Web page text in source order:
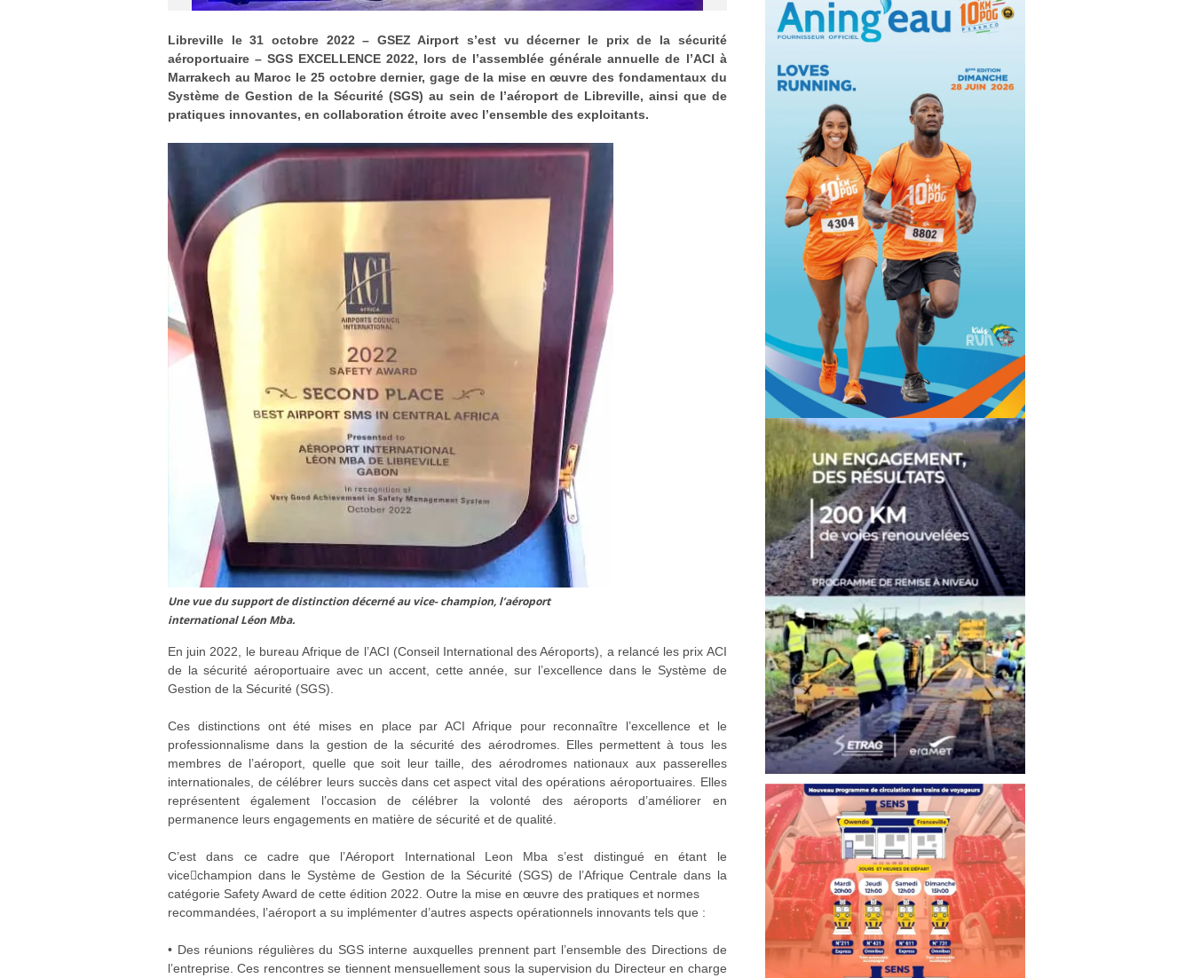
Libreville le 31 octobre 2022 – GSEZ Airport s’est vu décerner le prix de la sécurité
aéroportuaire – SGS EXCELLENCE 2022, lors de l’assemblée générale annuelle de l’ACI à
Marrakech au Maroc le 25 octobre dernier, gage de la mise en œuvre des fondamentaux du
Système de Gestion de la Sécurité (SGS) au sein de l’aéroport de Libreville, ainsi que de
pratiques innovantes, en collaboration étroite avec l’ensemble des exploitants.
Une vue du support de distinction décerné au vice- champion, l’aéroport
international Léon Mba.
En juin 2022, le bureau Afrique de l’ACI (Conseil International des Aéroports), a relancé les prix ACI
de la sécurité aéroportuaire avec un accent, cette année, sur l’excellence dans le Système de
Gestion de la Sécurité (SGS).
Ces distinctions ont été mises en place par ACI Afrique pour reconnaître l’excellence et le
professionnalisme dans la gestion de la sécurité des aérodromes. Elles permettent à tous les
membres de l’aéroport, quelle que soit leur taille, des aérodromes nationaux aux passerelles
internationales, de célébrer leurs succès dans cet aspect vital des opérations aéroportuaires. Elles
représentent également l’occasion de célébrer la volonté des aéroports d’améliorer en
permanence leurs engagements en matière de sécurité et de qualité.
C’est dans ce cadre que l’Aéroport International Leon Mba s’est distingué en étant le
vice￾champion dans le Système de Gestion de la Sécurité (SGS) de l’Afrique Centrale dans la
catégorie Safety Award de cette édition 2022. Outre la mise en œuvre des pratiques et normes
recommandées, l’aéroport a su implémenter d’autres aspects opérationnels innovants tels que :
• Des réunions régulières du SGS interne auxquelles prennent part l’ensemble des Directions de
l’entreprise. Ces rencontres se tiennent mensuellement sous la supervision du Directeur en charge